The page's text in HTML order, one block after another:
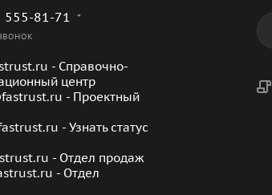
555-81-71
- Справочно-
центр
- Проектный
- Узнать статус
- Отдел продаж
- Отдел